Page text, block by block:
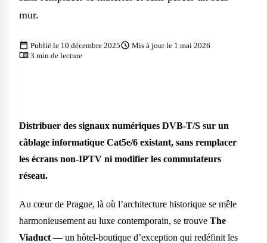
mur.
calendar_today Publié le 10 décembre 2025schedule Mis à jour le 1 mai 2026
menu_book 3 min de lecture
Distribuer des signaux numériques DVB-T/S sur un
câblage informatique Cat5e/6 existant, sans remplacer
les écrans non-IPTV ni modifier les commutateurs
réseau.
Au cœur de Prague, là où l’architecture historique se mêle
harmonieusement au luxe contemporain, se trouve The
Viaduct — un hôtel-boutique d’exception qui redéfinit les